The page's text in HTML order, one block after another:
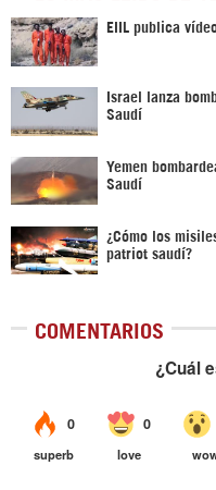
EIIL publica
Israel lanza
Saudí
Yemen
Saudí
¿Cómo los
patriot saudí?
COMENTARIOS